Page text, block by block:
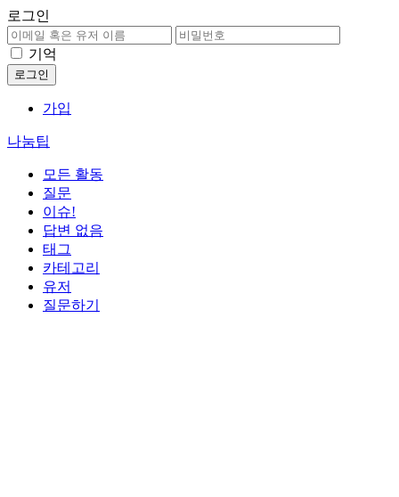
로그인
기억
가입
나눔팁
모든 활동
질문
이슈!
답변 없음
태그
카테고리
유저
질문하기